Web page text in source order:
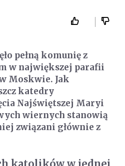
pełną komunię z
w największej parafii
Moskwie. Jak
katedry
Najświętszej Maryi
wiernych stanowią
związani głównie z